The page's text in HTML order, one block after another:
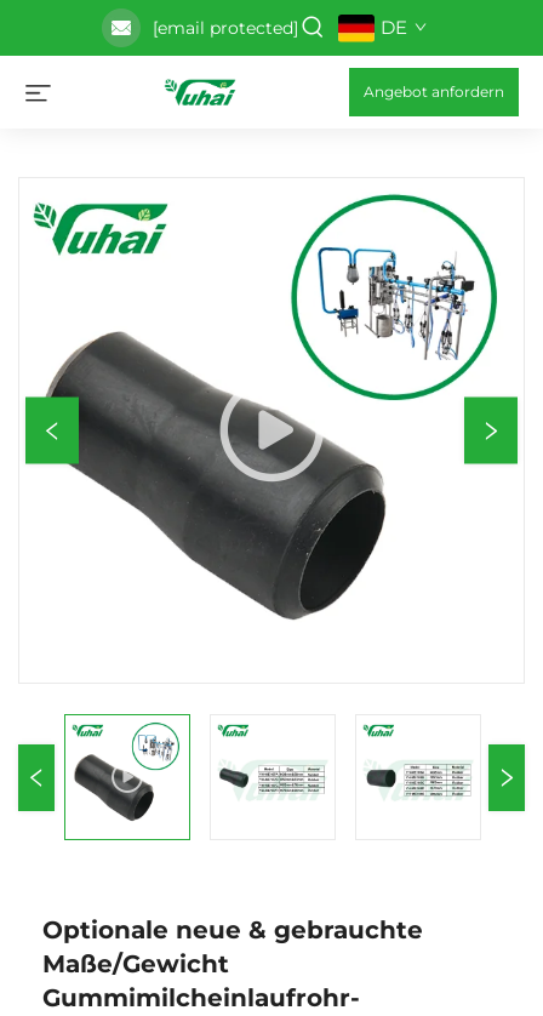
[email protected] DE
Angebot anfordern
Optionale neue & gebrauchte
Maße/Gewicht
Gummimilcheinlaufrohr-